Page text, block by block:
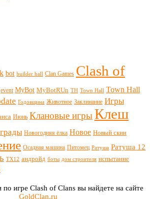
bot builder hall Clan Games Clash of
event MyBot MyBotRUn TH Town Hall Town Hall
Годовщина Животное Заклинание Игры
Июнь Клановые игрыКлеш
Новогодняя ёлка Новое Новый скин
Осадная машина Питомец Ратуша Ратуша 12
ТХ12 андройд боты дом строителя испытание
игре Clash of Clans вы найдете на сайте
GoldClan.ru